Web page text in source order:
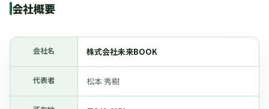
会社概要
会社名 株式会社未来BOOK
代表者 松本 秀樹